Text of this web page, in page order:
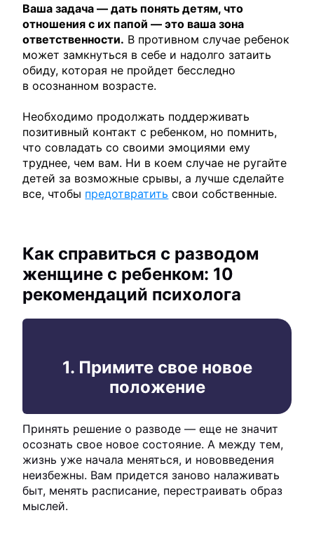
Ваша задача — дать понять детям, что
отношения с их папой — это ваша зона
ответственности. В противном случае ребенок
может замкнуться в себе и надолго затаить
обиду, которая не пройдет бесследно
в осознанном возрасте.
Необходимо продолжать поддерживать
позитивный контакт с ребенком, но помнить,
что совладать со своими эмоциями ему
труднее, чем вам. Ни в коем случае не ругайте
детей за возможные срывы, а лучше сделайте
все, чтобы предотвратить свои собственные.
Как справиться с разводом
женщине с ребенком: 10
рекомендаций психолога
1. Примите свое новое
положение
Принять решение о разводе — еще не значит
осознать свое новое состояние. А между тем,
жизнь уже начала меняться, и нововведения
неизбежны. Вам придется заново налаживать
быт, менять расписание, перестраивать образ
мыслей.